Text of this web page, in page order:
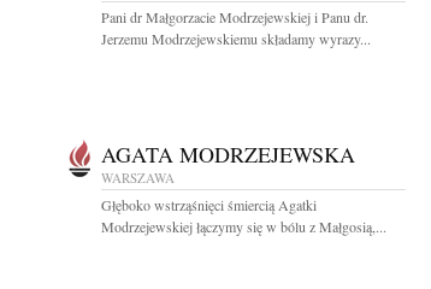
Pani dr Małgorzacie Modrzejewskiej i Panu dr.
Jerzemu Modrzejewskiemu składamy wyrazy...
AGATA MODRZEJEWSKA
WARSZAWA
Głęboko wstrząśnięci śmiercią Agatki
Modrzejewskiej łączymy się w bólu z Małgosią,...